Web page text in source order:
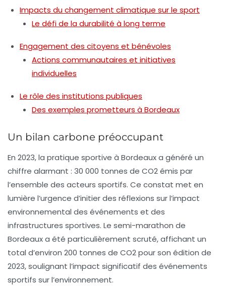
Impacts du changement climatique sur le sport
Le défi de la durabilité à long terme
Engagement des citoyens et bénévoles
Actions communautaires et initiatives
individuelles
Le rôle des institutions publiques
Des exemples prometteurs à Bordeaux
Un bilan carbone préoccupant
En 2023, la pratique sportive à Bordeaux a généré un
chiffre alarmant : 30 000 tonnes de CO2émis par
l’ensemble des acteurs sportifs. Ce constat met en
lumière l’urgence d’initier des réflexions sur l’impact
environnemental des événements et des
infrastructures sportives. Le semi-marathon de
Bordeaux a été particulièrement scruté, affichant un
total d’environ 200 tonnes de CO2pour son édition de
2023, soulignant l’impact significatif des événements
sportifs sur l’environnement.